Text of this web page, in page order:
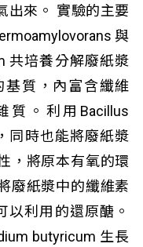
出來。 實驗的主要
與
共培養分解廢紙漿
質，內富含纖維
。利用Bacillus
同時也能將廢紙漿
，將原本有氧的環
廢紙漿中的纖維素
以利用的還原醣。
butyricum 生長